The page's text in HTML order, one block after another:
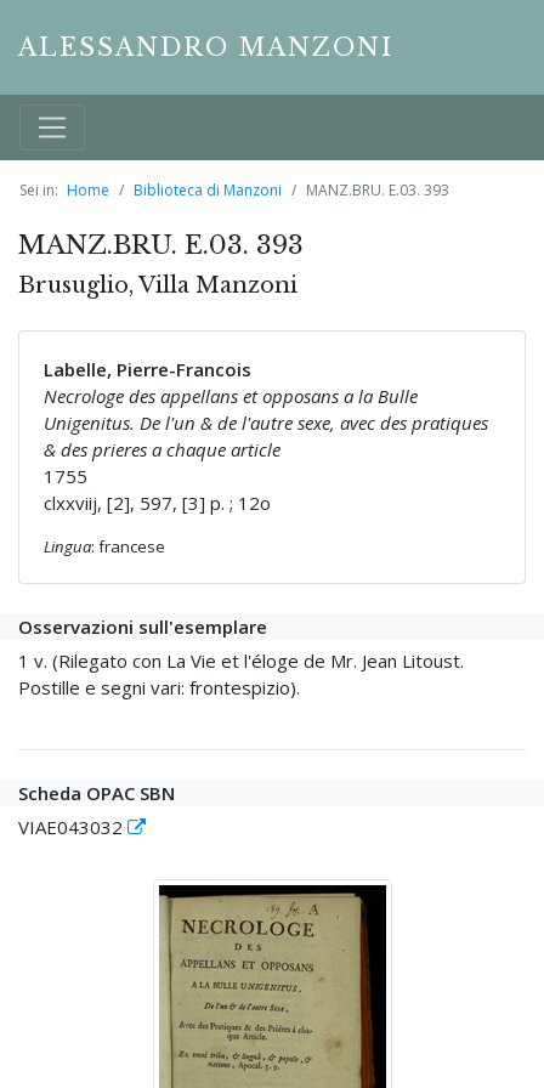
ALESSANDRO MANZONI
Sei in: Home Biblioteca di Manzoni MANZ.BRU. E.03. 393
MANZ.BRU. E.03. 393
Brusuglio, Villa Manzoni
Labelle, Pierre-Francois
Necrologe des appellans et opposans a la Bulle
Unigenitus. De l'un & de l'autre sexe, avec des pratiques
& des prieres a chaque article
1755
clxxviij, [2], 597, [3] p. ; 12o
Lingua: francese
Osservazioni sull'esemplare
1 v. (Rilegato con La Vie et l'éloge de Mr. Jean Litoust.
Postille e segni vari: frontespizio).
Scheda OPAC SBN
VIAE043032